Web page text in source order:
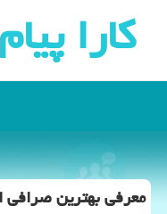
كارا پیام
معرفی بهترین صرافی